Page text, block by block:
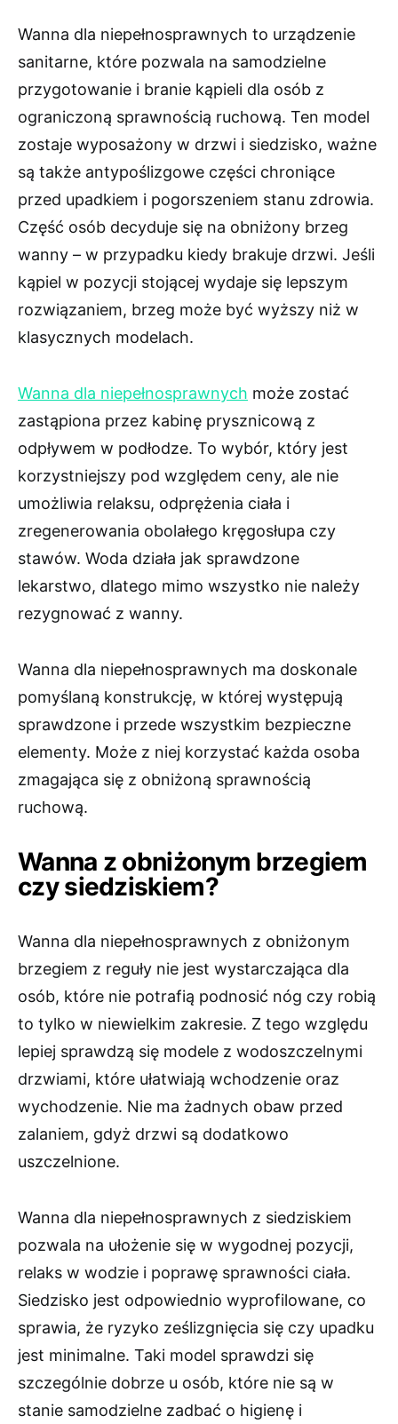
Wanna dla niepełnosprawnych to urządzenie
sanitarne, które pozwala na samodzielne
przygotowanie i branie kąpieli dla osób z
ograniczoną sprawnością ruchową. Ten model
zostaje wyposażony w drzwi i siedzisko, ważne
są także antypoślizgowe części chroniące
przed upadkiem i pogorszeniem stanu zdrowia.
Część osób decyduje się na obniżony brzeg
wanny – w przypadku kiedy brakuje drzwi. Jeśli
kąpiel w pozycji stojącej wydaje się lepszym
rozwiązaniem, brzeg może być wyższy niż w
klasycznych modelach.
Wanna dla niepełnosprawnych może zostać
zastąpiona przez kabinę prysznicową z
odpływem w podłodze. To wybór, który jest
korzystniejszy pod względem ceny, ale nie
umożliwia relaksu, odprężenia ciała i
zregenerowania obolałego kręgosłupa czy
stawów. Woda działa jak sprawdzone
lekarstwo, dlatego mimo wszystko nie należy
rezygnować z wanny.
Wanna dla niepełnosprawnych ma doskonale
pomyślaną konstrukcję, w której występują
sprawdzone i przede wszystkim bezpieczne
elementy. Może z niej korzystać każda osoba
zmagająca się z obniżoną sprawnością
ruchową.
Wanna z obniżonym brzegiem
czy siedziskiem?
Wanna dla niepełnosprawnych z obniżonym
brzegiem z reguły nie jest wystarczająca dla
osób, które nie potrafią podnosić nóg czy robią
to tylko w niewielkim zakresie. Z tego względu
lepiej sprawdzą się modele z wodoszczelnymi
drzwiami, które ułatwiają wchodzenie oraz
wychodzenie. Nie ma żadnych obaw przed
zalaniem, gdyż drzwi są dodatkowo
uszczelnione.
Wanna dla niepełnosprawnych z siedziskiem
pozwala na ułożenie się w wygodnej pozycji,
relaks w wodzie i poprawę sprawności ciała.
Siedzisko jest odpowiednio wyprofilowane, co
sprawia, że ryzyko ześlizgnięcia się czy upadku
jest minimalne. Taki model sprawdzi się
szczególnie dobrze u osób, które nie są w
stanie samodzielne zadbać o higienę i